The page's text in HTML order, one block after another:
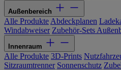
Außenbereich
Alle Produkte Abdeckplanen
Windabweiser Zubehör-Sets
Innenraum
Alle Produkte 3D-Prints
Sitzraumtrenner Sonnenschutz